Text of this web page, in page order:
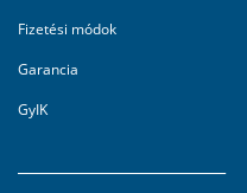
Fizetési módok
Garancia
GyIK